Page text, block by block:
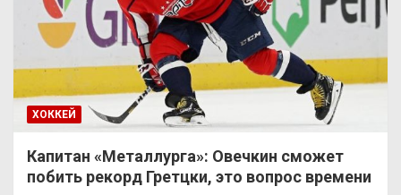
ХОККЕЙ
Капитан «Металлурга»: Овечкин сможет
побить рекорд Гретцки, это вопрос времени